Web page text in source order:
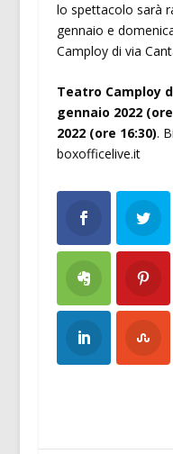
lo spettacolo sarà
gennaio e
Camploy di via
Teatro Camploy
gennaio 2022
2022 (ore 16:30).
boxofficelive.it